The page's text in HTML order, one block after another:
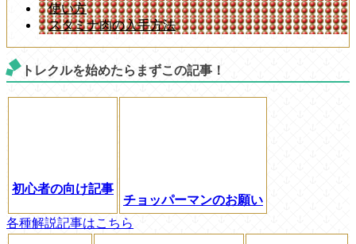
使い方
スタミナ肉の入手方法
トレクルを始めたらまずこの記事！
初心者の向け記事
チョッパーマンのお願い
各種解説記事はこちら